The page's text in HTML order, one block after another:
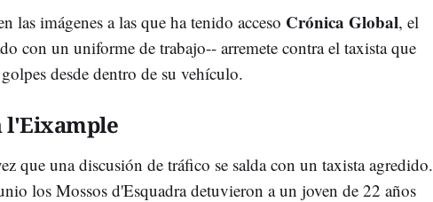
las imágenes a las que ha tenido acceso Crónica Global, el
con un uniforme de trabajo-- arremete contra el taxista que
desde dentro de su vehículo.
l'Eixample
que una discusión de tráfico se salda con un taxista agredido.
los Mossos d'Esquadra detuvieron a un joven de 22 años